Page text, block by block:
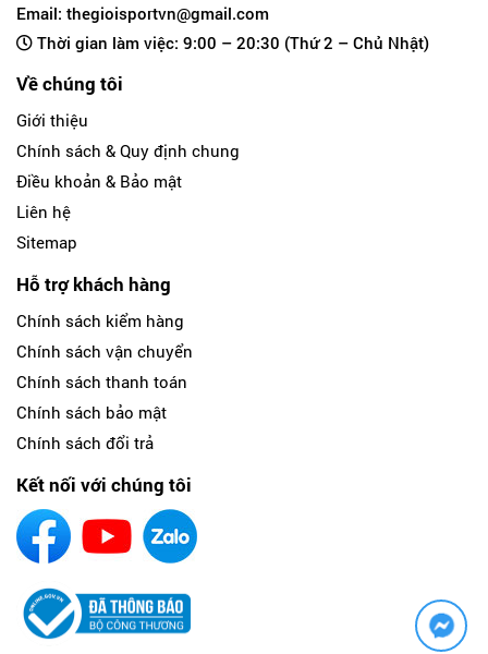
Email: thegioisportvn@gmail.com
Thời gian làm việc: 9:00 – 20:30 (Thứ 2 – Chủ Nhật)
Về chúng tôi
Giới thiệu
Chính sách & Quy định chung
Điều khoản & Bảo mật
Liên hệ
Sitemap
Hỗ trợ khách hàng
Chính sách kiểm hàng
Chính sách vận chuyển
Chính sách thanh toán
Chính sách bảo mật
Chính sách đổi trả
Kết nối với chúng tôi